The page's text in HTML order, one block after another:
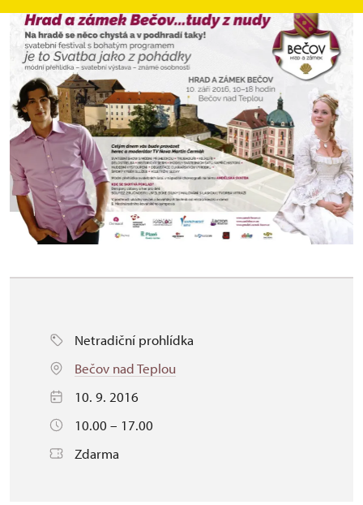
Netradiční prohlídka
Bečov nad Teplou
10. 9. 2016
10.00 – 17.00
Zdarma